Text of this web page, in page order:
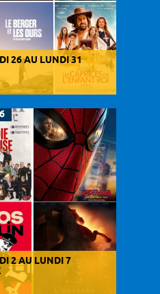
26 AU LUNDI 31
2 AU LUNDI 7